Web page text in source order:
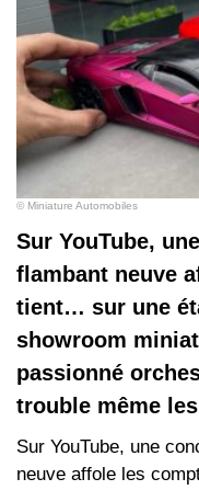
© Miniature Automobiles
Sur YouTube,
flambant neuve
tient… sur une
showroom
passionné
trouble même
Sur YouTube, une
neuve affole les